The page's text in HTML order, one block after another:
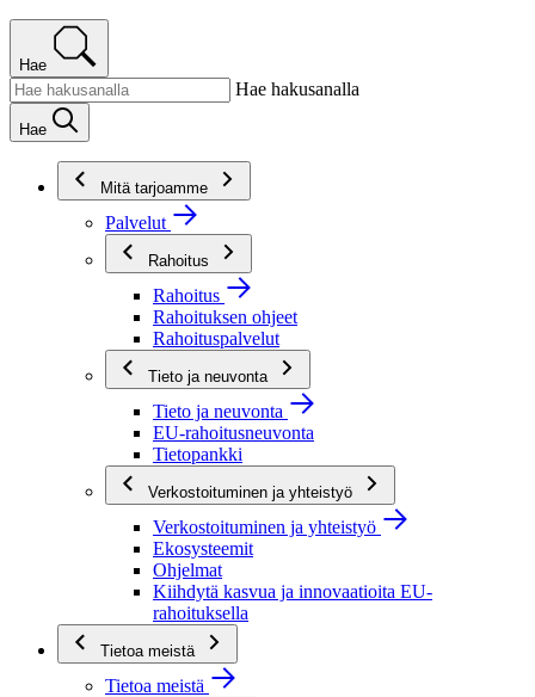
Hae
Hae hakusanalla
Hae
Mitä tarjoamme
Palvelut
Rahoitus
Rahoitus
Rahoituksen ohjeet
Rahoituspalvelut
Tieto ja neuvonta
Tieto ja neuvonta
EU-rahoitusneuvonta
Tietopankki
Verkostoituminen ja yhteistyö
Verkostoituminen ja yhteistyö
Ekosysteemit
Ohjelmat
Kiihdytä kasvua ja innovaatioita EU-
rahoituksella
Tietoa meistä
Tietoa meistä